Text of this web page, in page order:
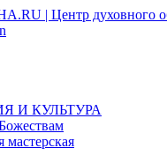
И КУЛЬТУРА
мастерская